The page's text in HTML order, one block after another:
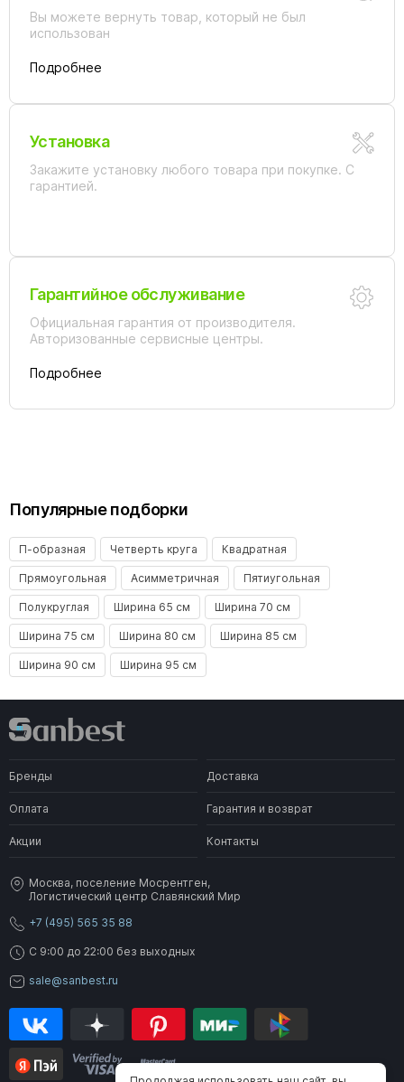
Вы можете вернуть товар, который не был
использован
Подробнее
Установка
Закажите установку любого товара при покупке. С
гарантией.
Гарантийное обслуживание
Официальная гарантия от производителя.
Авторизованные сервисные центры.
Подробнее
Популярные подборки
П-образная Четверть круга Квадратная
Прямоугольная Асимметричная Пятиугольная
Полукруглая Ширина 65 см Ширина 70 см
Ширина 75 см Ширина 80 см Ширина 85 см
Ширина 90 см Ширина 95 см
Бренды Доставка
Оплата Гарантия и возврат
Акции Контакты
Москва, поселение Мосрентген,
Логистический центр Славянский Мир
+7 (495) 565 35 88
C 9:00 до 22:00 без выходных
sale@sanbest.ru